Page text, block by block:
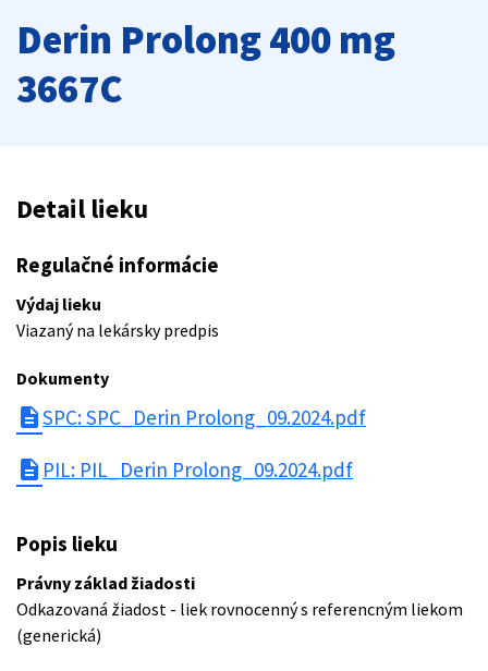
Derin Prolong 400 mg
3667C
Detail lieku
Regulačné informácie
Výdaj lieku
Viazaný na lekársky predpis
Dokumenty
descriptionSPC: SPC_Derin Prolong_09.2024.pdf
description PIL: PIL_Derin Prolong_09.2024.pdf
Popis lieku
Právny základ žiadosti
Odkazovaná žiadost - liek rovnocenný s referencným liekom
(generická)